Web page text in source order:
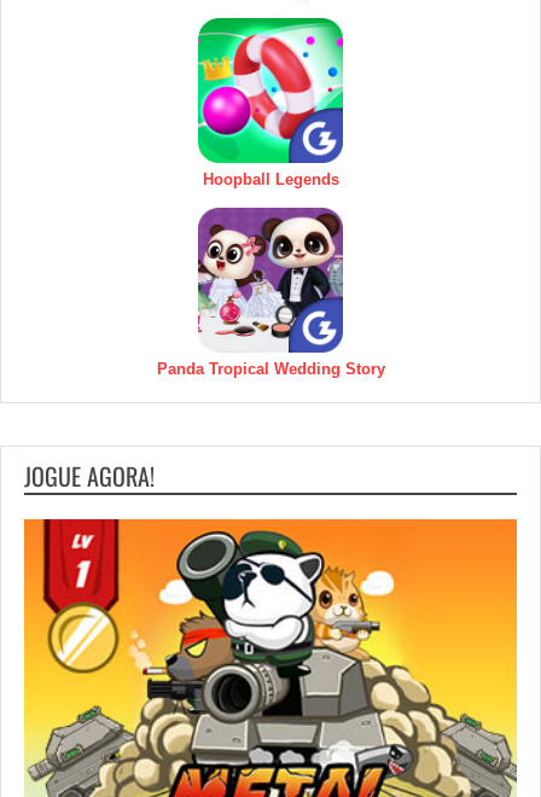
Hoopball Legends
Panda Tropical Wedding Story
JOGUE AGORA!